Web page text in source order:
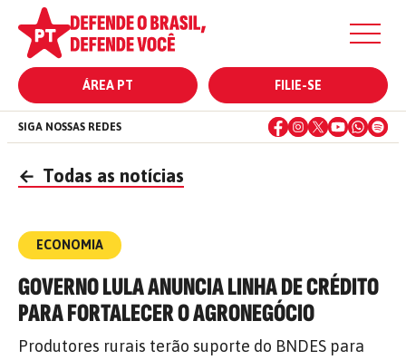
ÁREA PT FILIE-SE
SIGA NOSSAS REDES
← Todas as notícias
ECONOMIA
GOVERNO LULA ANUNCIA LINHA DE CRÉDITO
PARA FORTALECER O AGRONEGÓCIO
Produtores rurais terão suporte do BNDES para